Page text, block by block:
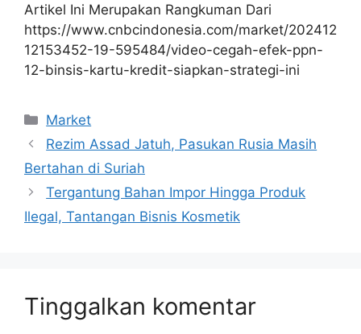
Artikel Ini Merupakan Rangkuman Dari
https://www.cnbcindonesia.com/market/202412
12153452-19-595484/video-cegah-efek-ppn-
12-binsis-kartu-kredit-siapkan-strategi-ini
Kategori
Market
Rezim Assad Jatuh, Pasukan Rusia Masih
Bertahan di Suriah
Tergantung Bahan Impor Hingga Produk
Ilegal, Tantangan Bisnis Kosmetik
Tinggalkan komentar